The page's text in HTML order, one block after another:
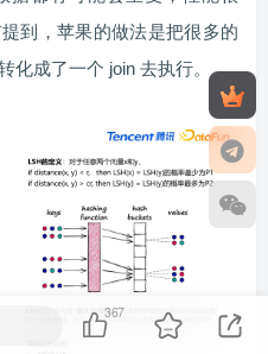
到，苹果的做法是把很多的
化成了一个 join 去执行。
367